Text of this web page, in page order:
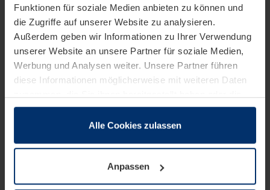
Funktionen für soziale Medien anbieten zu können und
die Zugriffe auf unserer Website zu analysieren.
Außerdem geben wir Informationen zu Ihrer Verwendung
unserer Website an unsere Partner für soziale Medien,
Werbung und Analysen weiter. Unsere Partner führen
diese Informationen möglicherweise mit weiteren Daten
sie im Rahmen Ihrer Nutzung der Dienste gesammelt
wenn diese für den Betrieb dieser Seite unbedingt
notwendig sind. Für alle anderen Cookie-Typen benötigen
wir Ihre Erlaubnis. Ihre Einwilligung können Sie jederzeit
Alle Cookies zulassen
Anpassen